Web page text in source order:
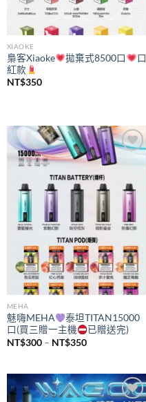
XIAOKE
梟客Xiaoke 拋棄式8500口
口
紅款
NT$350
Add to
MEHA
魅嗨MEHA
泰坦TITAN15000
口(買三贈一主機
已贈送完)
NT$300 – NT$350價
NT$300
到
NT$350